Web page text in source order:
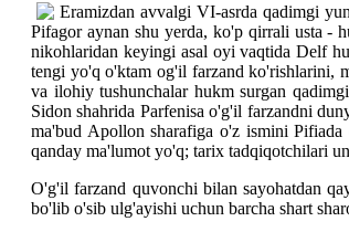
Eramizdan avvalgi VI-asrda qadimgi
Pifagor aynan shu yerda, ko'p qirrali usta -
nikohlaridan keyingi asal oyi vaqtida Delf
tengi yo'q o'ktam og'il farzand ko'rishlarini,
va ilohiy tushunchalar hukm surgan
Sidon shahrida Parfenisa o'g'il farzandni
ma'bud Apollon sharafiga o'z ismini
qanday ma'lumot yo'q; tarix tadqiqotchilari
O'g'il farzand quvonchi bilan sayohatdan
bo'lib o'sib ulg'ayishi uchun barcha shart